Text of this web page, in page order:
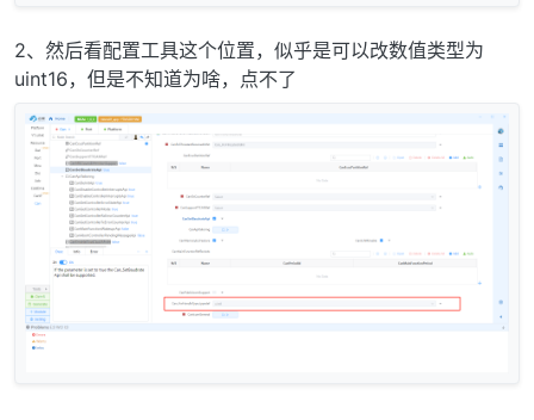
2、然后看配置工具这个位置，似乎是可以改数值类型为
uint16，但是不知道为啥，点不了